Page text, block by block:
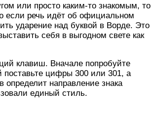
или просто каким-то знакомым, то
если речь идёт об официальном
ударение над буквой в Ворде. Это
себя в выгодном свете как
клавиш. Вначале попробуйте
поставьте цифры 300 или 301, а
направление знака
единый стиль.